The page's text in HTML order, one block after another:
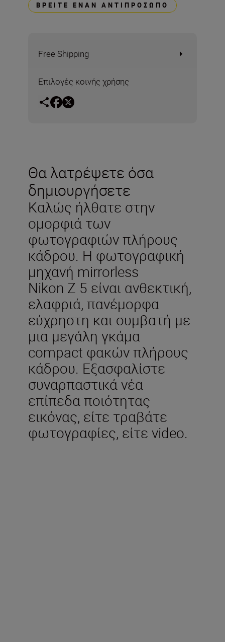
ΒΡΕΊΤΕ ΈΝΑΝ ΑΝΤΙΠΡΌΣΩΠΟ
Free Shipping
Επιλογές κοινής χρήσης
Θα λατρέψετε όσα
δημιουργήσετε
Καλώς ήλθατε στην
ομορφιά των
φωτογραφιών πλήρους
κάδρου. Η φωτογραφική
μηχανή mirrorless
Nikon Z 5 είναι ανθεκτική,
ελαφριά, πανέμορφα
εύχρηστη και συμβατή με
μια μεγάλη γκάμα
compact φακών πλήρους
κάδρου. Εξασφαλίστε
συναρπαστικά νέα
επίπεδα ποιότητας
εικόνας, είτε τραβάτε
φωτογραφίες, είτε video.